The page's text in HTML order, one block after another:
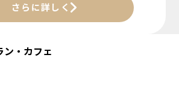
さらに詳しく
・カフェ